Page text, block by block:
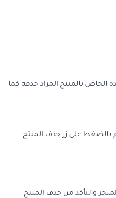
الخاص بالمنتج المراد حذفه كما
بالضغط على زر حذف المنتج
والتأكد من حذف المنتج